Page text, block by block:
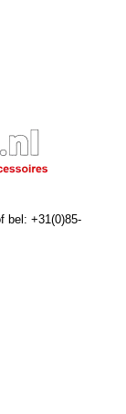
bel: +31(0)85-